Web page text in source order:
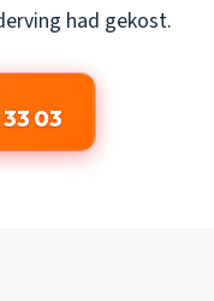
had gekost.
03